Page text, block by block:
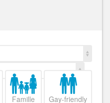
Famille Gay-friendly